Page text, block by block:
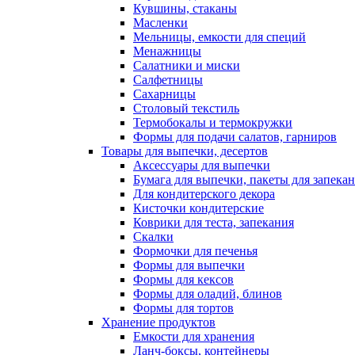
Кувшины, стаканы
Масленки
Мельницы, емкости для специй
Менажницы
Салатники и миски
Салфетницы
Сахарницы
Столовый текстиль
Термобокалы и термокружки
Формы для подачи салатов, гарниров
Товары для выпечки, десертов
Аксессуары для выпечки
Бумага для выпечки, пакеты для
Для кондитерского декора
Кисточки кондитерские
Коврики для теста, запекания
Скалки
Формочки для печенья
Формы для выпечки
Формы для кексов
Формы для оладий, блинов
Формы для тортов
Хранение продуктов
Емкости для хранения
Ланч-боксы, контейнеры